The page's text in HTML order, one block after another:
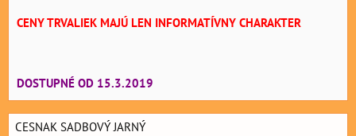
CENY TRVALIEK MAJÚ LEN INFORMATÍVNY CHARAKTER
DOSTUPNÉ OD 15.3.2019
CESNAK SADBOVÝ JARNÝ